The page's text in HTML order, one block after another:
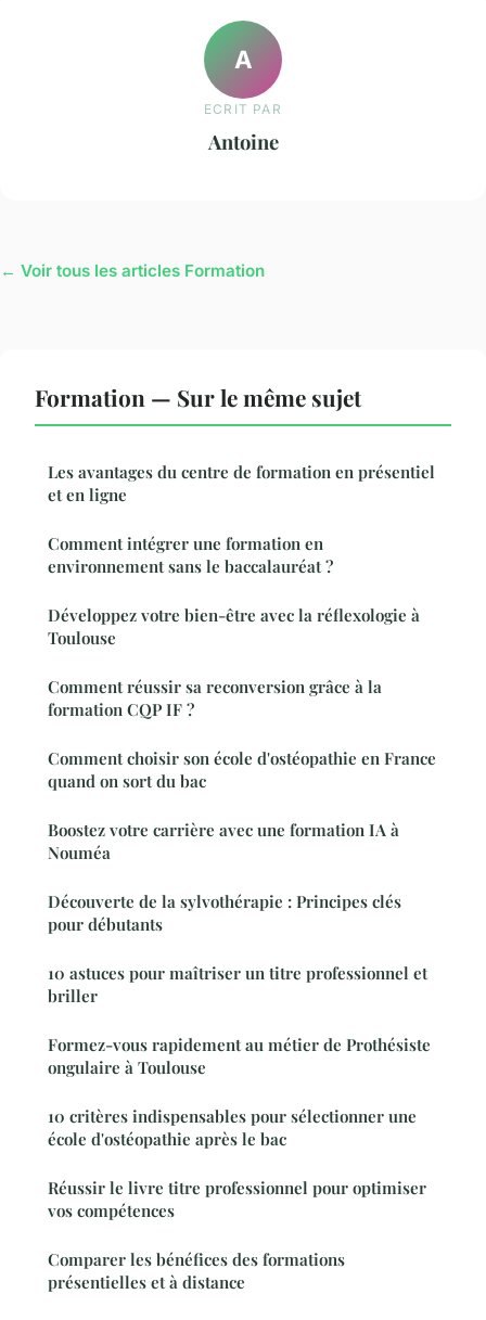
A
ECRIT PAR
Antoine
← Voir tous les articles Formation
Formation — Sur le même sujet
Les avantages du centre de formation en présentiel
et en ligne
Comment intégrer une formation en
environnement sans le baccalauréat ?
Développez votre bien-être avec la réflexologie à
Toulouse
Comment réussir sa reconversion grâce à la
formation CQP IF ?
Comment choisir son école d'ostéopathie en France
quand on sort du bac
Boostez votre carrière avec une formation IA à
Nouméa
Découverte de la sylvothérapie : Principes clés
pour débutants
10 astuces pour maîtriser un titre professionnel et
briller
Formez-vous rapidement au métier de Prothésiste
ongulaire à Toulouse
10 critères indispensables pour sélectionner une
école d'ostéopathie après le bac
Réussir le livre titre professionnel pour optimiser
vos compétences
Comparer les bénéfices des formations
présentielles et à distance